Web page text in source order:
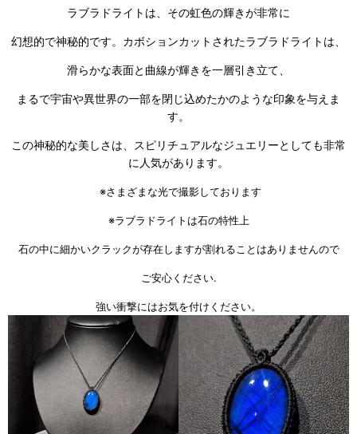
ラブラドライトは、その虹色の輝きが非常に
幻想的で神秘的です。カボションカットされたラブラドライトは、
滑らかな表面と曲線が輝きを一層引き立て、
まるで宇宙や異世界の一部を閉じ込めたかのような印象を与えま
す。
この神秘的な美しさは、スピリチュアルなジュエリーとしても非常
に人気があります。
※さまざまな光で撮影しております
※ラブラドライトは石の特性上
石の中に細かいクラックが存在しますが割れることはありませんので
ご安心ください.
強い衝撃にはお気を付けください。